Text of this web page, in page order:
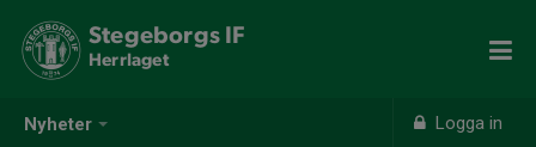
Nyheter Logga in
Stegeborgs IF
Herrlaget